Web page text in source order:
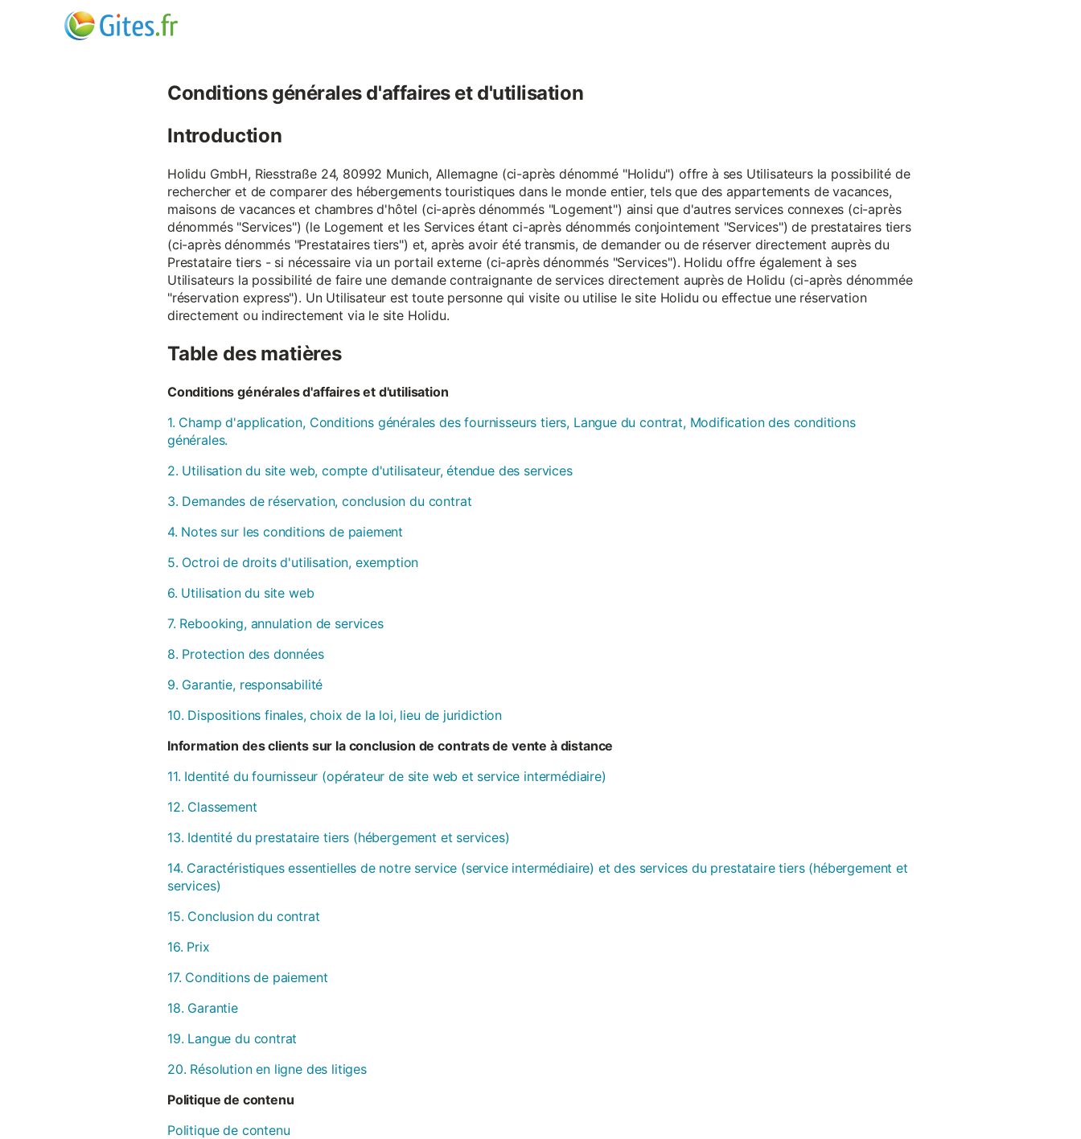
Conditions générales d'affaires et d'utilisation
Introduction
Holidu GmbH, Riesstraße 24, 80992 Munich, Allemagne (ci-après dénommé "Holidu") offre à ses Utilisateurs la possibilité de
rechercher et de comparer des hébergements touristiques dans le monde entier, tels que des appartements de vacances,
maisons de vacances et chambres d'hôtel (ci-après dénommés "Logement") ainsi que d'autres services connexes (ci-après
dénommés "Services") (le Logement et les Services étant ci-après dénommés conjointement "Services") de prestataires tiers
(ci-après dénommés "Prestataires tiers") et, après avoir été transmis, de demander ou de réserver directement auprès du
Prestataire tiers - si nécessaire via un portail externe (ci-après dénommés "Services"). Holidu offre également à ses
Utilisateurs la possibilité de faire une demande contraignante de services directement auprès de Holidu (ci-après dénommée
"réservation express"). Un Utilisateur est toute personne qui visite ou utilise le site Holidu ou effectue une réservation
directement ou indirectement via le site Holidu.
Table des matières
Conditions générales d'affaires et d'utilisation
1. Champ d'application, Conditions générales des fournisseurs tiers, Langue du contrat, Modification des conditions
générales.
2. Utilisation du site web, compte d'utilisateur, étendue des services
3. Demandes de réservation, conclusion du contrat
4. Notes sur les conditions de paiement
5. Octroi de droits d'utilisation, exemption
6. Utilisation du site web
7. Rebooking, annulation de services
8. Protection des données
9. Garantie, responsabilité
10. Dispositions finales, choix de la loi, lieu de juridiction
Information des clients sur la conclusion de contrats de vente à distance
11. Identité du fournisseur (opérateur de site web et service intermédiaire)
12. Classement
13. Identité du prestataire tiers (hébergement et services)
14. Caractéristiques essentielles de notre service (service intermédiaire) et des services du prestataire tiers (hébergement et
services)
15. Conclusion du contrat
16. Prix
17. Conditions de paiement
18. Garantie
19. Langue du contrat
20. Résolution en ligne des litiges
Politique de contenu
Politique de contenu